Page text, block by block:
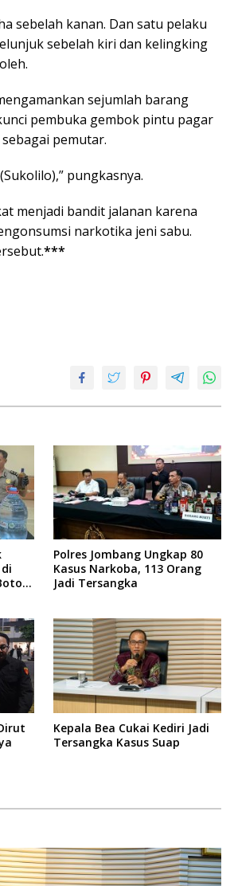
sebelah kanan. Dan satu pelaku
sebelah kiri dan kelingking
sejumlah barang
pembuka gembok pintu pagar
pemutar.
pungkasnya.
menjadi bandit jalanan karena
narkotika jeni sabu.
***
Polres Jombang Ungkap 80
Kasus Narkoba, 113 Orang
Jadi Tersangka
Kepala Bea Cukai Kediri Jadi
Tersangka Kasus Suap